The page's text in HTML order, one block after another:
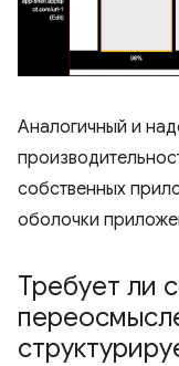
Аналогичный и
собственных
оболочки
Требует ли